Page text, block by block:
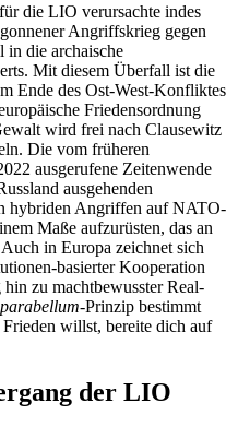
die LIO verursachte indes
Angriffskrieg gegen
die archaische
Mit diesem Überfall ist die
Ende des Ost-West-Konfliktes
Friedensordnung
wird frei nach Clausewitz
Die vom früheren
ausgerufene Zeitenwende
ausgehenden
hybriden Angriffen auf NATO-
Maße aufzurüsten, das an
in Europa zeichnet sich
basierter Kooperation
zu machtbewusster Real-
parabellum-Prinzip bestimmt
willst, bereite dich auf
der LIO